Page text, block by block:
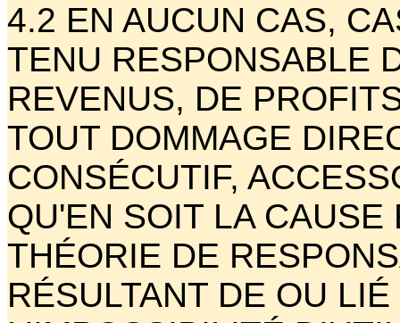
4.2 EN AUCUN CAS,
TENU RESPONSABLE
REVENUS, DE
TOUT DOMMAGE
CONSÉCUTIF,
QU'EN SOIT LA
THÉORIE DE
RÉSULTANT DE OU